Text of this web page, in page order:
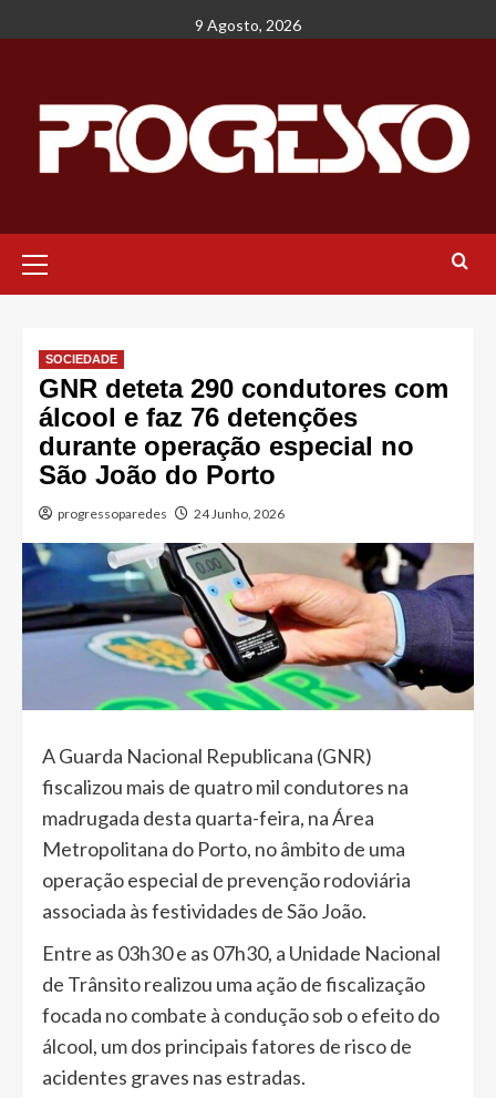
para
9 Agosto, 2026
principal
SOCIEDADE
GNR deteta 290 condutores com
álcool e faz 76 detenções
durante operação especial no
São João do Porto
progressoparedes 24 Junho, 2026
A Guarda Nacional Republicana (GNR)
fiscalizou mais de quatro mil condutores na
madrugada desta quarta-feira, na Área
Metropolitana do Porto, no âmbito de uma
operação especial de prevenção rodoviária
associada às festividades de São João.
Entre as 03h30 e as 07h30, a Unidade Nacional
de Trânsito realizou uma ação de fiscalização
focada no combate à condução sob o efeito do
álcool, um dos principais fatores de risco de
acidentes graves nas estradas.